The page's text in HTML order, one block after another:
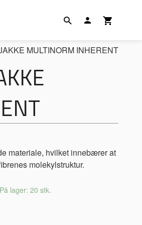
MULTINORM INHERENT
materiale, hvilket innebærer at
molekylstruktur.
På lager: 20 stk.